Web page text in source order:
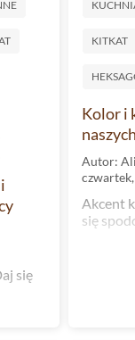
się
KITKAT
Kolor i
Autor:
Akcent
się